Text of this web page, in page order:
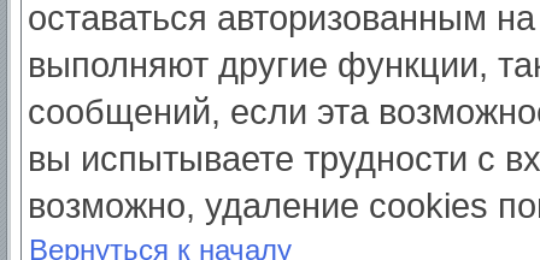
оставаться авторизованным
выполняют другие функции,
сообщений, если эта
вы испытываете трудности с
возможно, удаление cookies
Вернуться к началу